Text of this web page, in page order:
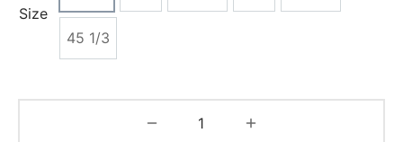
Size
45 1/3